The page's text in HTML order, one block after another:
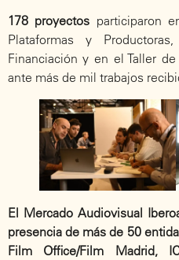
178 proyectos participaron
Plataformas y
Financiación y en el Taller
ante más de mil trabajos
El Mercado Audiovisual
presencia de más de 50
Film Office/Film Madrid,